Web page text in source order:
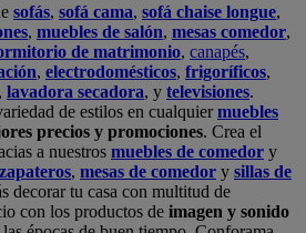
sofás, sofá cama, sofá chaise longue,
, muebles de salón, mesas comedor,
de matrimonio, canapés,
, electrodomésticos, frigoríficos,
, lavadora secadora, y televisiones.
de estilos en cualquiermuebles
precios y promociones. Crea el
a nuestros muebles de comedor y
zapateros, mesas de comedor y sillas de
decorar tu casa con multitud de
con los productos de imagen y sonido